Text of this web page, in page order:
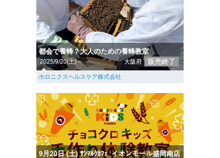
都会で養蜂？大人のための養蜂教室
2025/9/20(土)～ 大阪府 販売終了
ホロニクスヘルスケア株式会社
9月20日 (土) ｻﾝﾏﾙｸｶﾌｪ_イオンモール盛岡南店